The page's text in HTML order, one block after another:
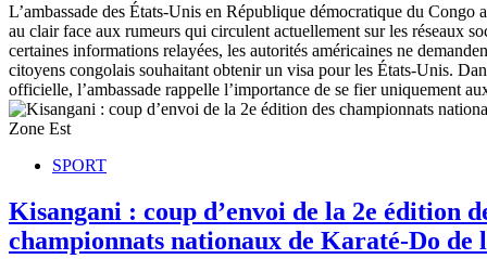
L’ambassade des États-Unis en République démocratique du Congo
au clair face aux rumeurs qui circulent actuellement sur les réseaux
certaines informations relayées, les autorités américaines ne
citoyens congolais souhaitant obtenir un visa pour les États-Unis.
officielle, l’ambassade rappelle l’importance de se fier uniquement
SPORT
Kisangani : coup d’envoi de la 2e édition
championnats nationaux de Karaté-Do de